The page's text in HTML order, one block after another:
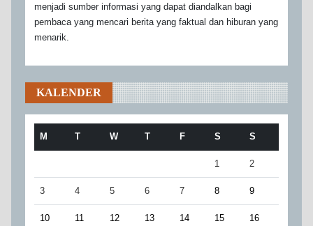
menjadi sumber informasi yang dapat diandalkan bagi
pembaca yang mencari berita yang faktual dan hiburan yang
menarik.
KALENDER
M T W T F S S
1 2
3 4 5 6 7 8 9
10 11 12 13 14 15 16